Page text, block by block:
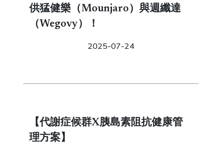
供猛健樂（Mounjaro）與週纖達
（Wegovy）！
2025-07-24
【代謝症候群X胰島素阻抗健康管
理方案】